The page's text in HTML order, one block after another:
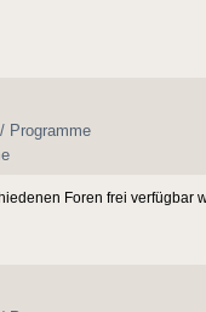
Programme
Foren frei